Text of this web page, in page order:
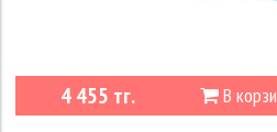
В
4 455 тг.